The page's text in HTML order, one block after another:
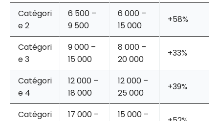
Catégori
e 2
6 500 –
9 500
6 000 –
15 000
+58%
Catégori
e 3
9 000 –
15 000
8 000 –
20 000
+33%
Catégori
e 4
12 000 –
18 000
12 000 –
25 000
+39%
Catégori
17 000 –
15 000 –